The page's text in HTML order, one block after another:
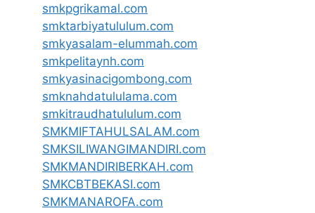
smkpgrikamal.com
smktarbiyatululum.com
smkyasalam-elummah.com
smkpelitaynh.com
smkyasinacigombong.com
smknahdatululama.com
smkitraudhatululum.com
SMKMIFTAHULSALAM.com
SMKSILIWANGIMANDIRI.com
SMKMANDIRIBERKAH.com
SMKCBTBEKASI.com
SMKMANAROFA.com